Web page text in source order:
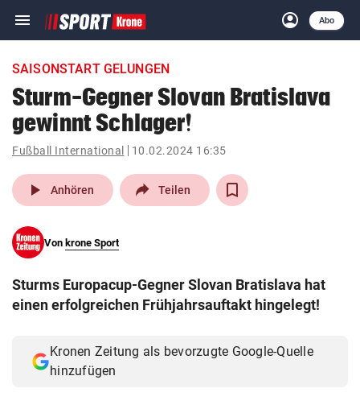
menu Navigation
ein-/ausklappen
account_circle
Anmelden
Abo
close Schließen
account_circle Anmelden
pin_drop
Wien arrow_right
search
eingeben
© Krone Multimedia GmbH & Co KG 2026
SAISONSTART GELUNGEN
Sturm-Gegner Slovan Bratislava
gewinnt Schlager!
Fußball International 10.02.2024 16:35
play_arrow Anhören Teilen
Von krone Sport
Sturms Europacup-Gegner Slovan Bratislava hat
einen erfolgreichen Frühjahrsauftakt hingelegt!
Kronen Zeitung als bevorzugte Google-Quelle
hinzufügen